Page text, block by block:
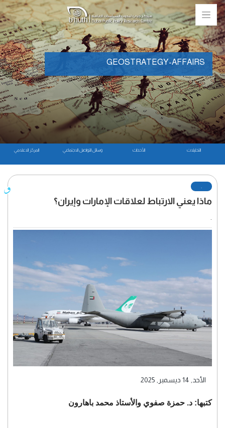
المركز الاعلامي وسائل التواصل الاجتماعي الأحداث التحليلات
GEOSTRATEGY-AFFAIRS
ماذا يعني الارتباط لعلاقات الإمارات وإيران؟
الأحد, 14 ديسمبر, 2025
كتبها: د. حمزة صفوي والأستاذ محمد باهارون